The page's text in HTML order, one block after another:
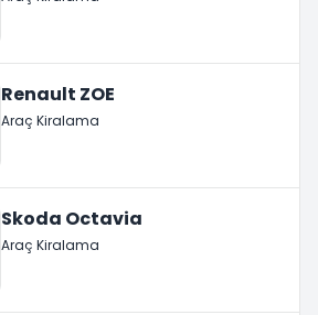
Renault ZOE
Araç Kiralama
Skoda Octavia
Araç Kiralama